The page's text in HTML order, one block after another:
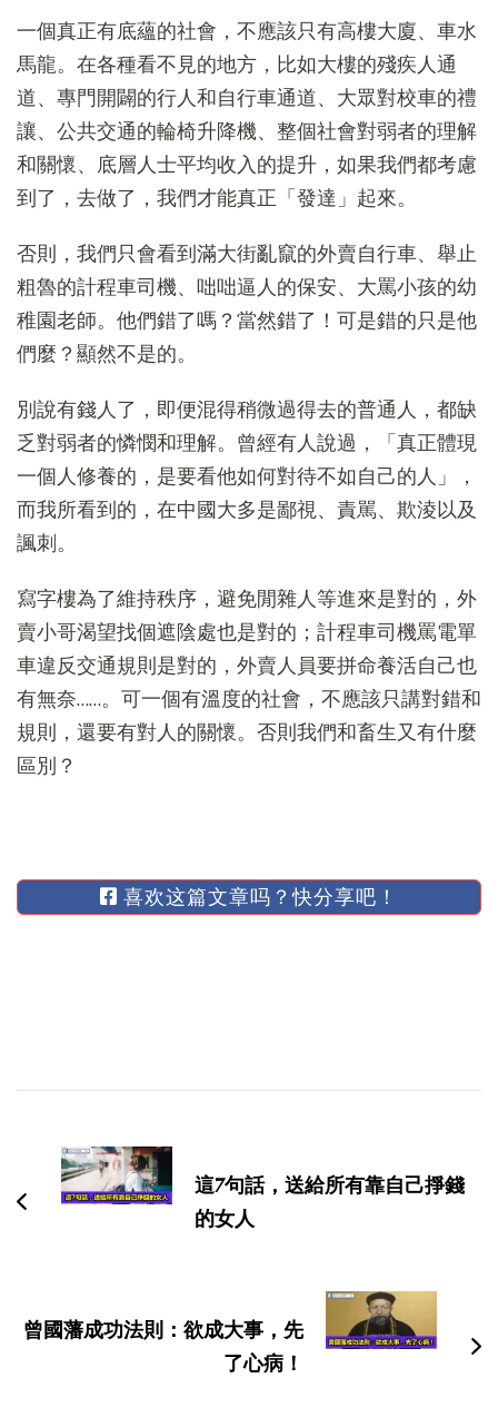
一個真正有底蘊的社會，不應該只有高樓大廈、車水
馬龍。在各種看不見的地方，比如大樓的殘疾人通
道、專門開闢的行人和自行車通道、大眾對校車的禮
讓、公共交通的輪椅升降機、整個社會對弱者的理解
和關懷、底層人士平均收入的提升，如果我們都考慮
到了，去做了，我們才能真正「發達」起來。
否則，我們只會看到滿大街亂竄的外賣自行車、舉止
粗魯的計程車司機、咄咄逼人的保安、大罵小孩的幼
稚園老師。他們錯了嗎？當然錯了！可是錯的只是他
們麼？顯然不是的。
別說有錢人了，即便混得稍微過得去的普通人，都缺
乏對弱者的憐憫和理解。曾經有人說過，「真正體現
一個人修養的，是要看他如何對待不如自己的人」，
而我所看到的，在中國大多是鄙視、責駡、欺淩以及
諷刺。
寫字樓為了維持秩序，避免閒雜人等進來是對的，外
賣小哥渴望找個遮陰處也是對的；計程車司機罵電單
車違反交通規則是對的，外賣人員要拼命養活自己也
有無奈……。可一個有溫度的社會，不應該只講對錯和
規則，還要有對人的關懷。否則我們和畜生又有什麼
區別？
喜欢这篇文章吗？快分享吧！
航
這7句話，送給所有靠自己掙錢
的女人
曾國藩成功法則：欲成大事，先
了心病！